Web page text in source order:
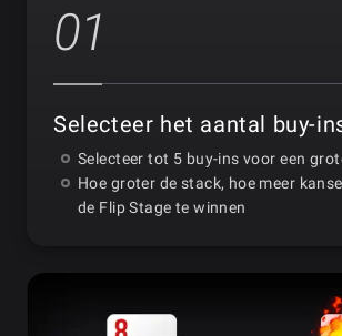
01
Selecteer het aantal buy-
Selecteer tot 5 buy-ins voor een
Hoe groter de stack, hoe meer
de Flip Stage te winnen